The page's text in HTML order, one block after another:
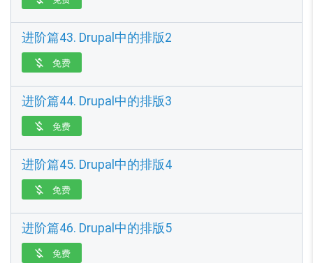
进阶篇43. Drupal中的排版2
 免费
进阶篇44. Drupal中的排版3
 免费
进阶篇45. Drupal中的排版4
 免费
进阶篇46. Drupal中的排版5
 免费